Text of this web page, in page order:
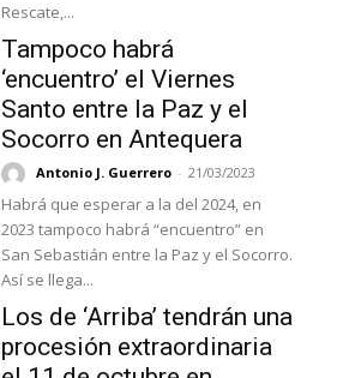
Rescate,...
Tampoco habrá
‘encuentro’ el Viernes
Santo entre la Paz y el
Socorro en Antequera
Antonio J. Guerrero - 21/03/2023
Habrá que esperar a la del 2024, en
2023 tampoco habrá “encuentro” en
San Sebastián entre la Paz y el Socorro.
Así se llega...
Los de ‘Arriba’ tendrán una
procesión extraordinaria